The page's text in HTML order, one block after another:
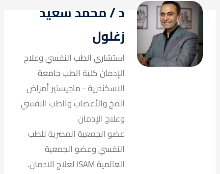
د / محمد سعيد
زغلول
استشاري الطب النفسي وعلاج
الإدمان كلية الطب جامعة
الاسكندرية - ماجيستير أمراض
المخ والأعصاب والطب النفسي
وعلاج الإدمان
عضو الجمعية المصرية للطب
النفسي وعضو الجمعية
العالمية ISAM لعلاج الادمان.